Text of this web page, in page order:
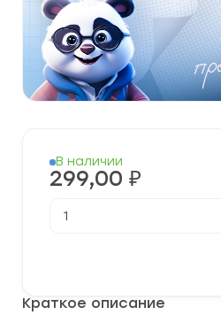
Краткое описание
В наличии
299,00 ₽
товара
вероятностей